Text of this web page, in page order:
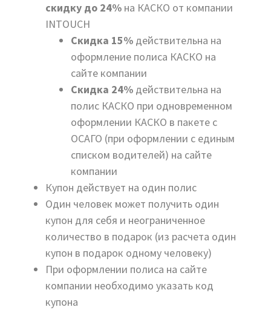
скидку до 24% на КАСКО от компании
INTOUCH
Скидка 15% действительна на
оформление полиса КАСКО на
сайте компании
Скидка 24% действительна на
полис КАСКО при одновременном
оформлении КАСКО в пакете с
ОСАГО (при оформлении с единым
списком водителей) на сайте
компании
Купон действует на один полис
Один человек может получить один
купон для себя и неограниченное
количество в подарок (из расчета один
купон в подарок одному человеку)
При оформлении полиса на сайте
компании необходимо указать код
купона